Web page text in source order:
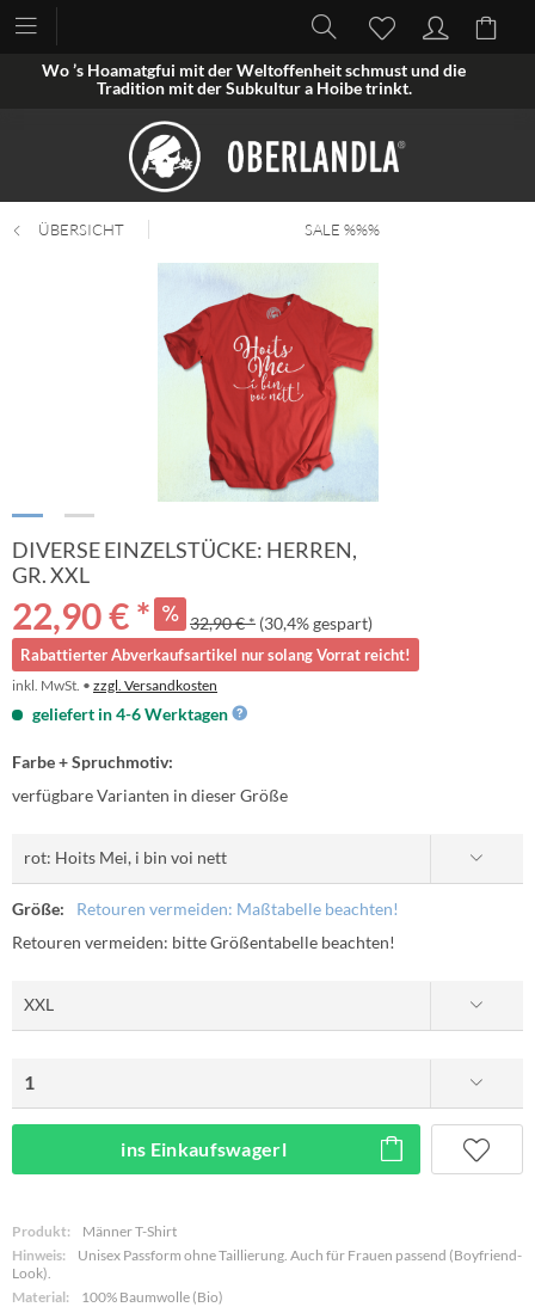
Wo ’s Hoamatgfui mit der Weltoffenheit schmust und die
Tradition mit der Subkultur a Hoibe trinkt.
ÜBERSICHT SALE %%%
DIVERSE EINZELSTÜCKE: HERREN,
GR. XXL
22,90 € * 32,90 € * (30,4% gespart)
Rabattierter Abverkaufsartikel nur solang Vorrat reicht!
inkl. MwSt. • zzgl. Versandkosten
geliefert in 4-6 Werktagen
Farbe + Spruchmotiv:
verfügbare Varianten in dieser Größe
Größe:
Retouren vermeiden: Maßtabelle beachten!
Retouren vermeiden: bitte Größentabelle beachten!
ins Einkaufswagerl
Produkt:
Männer T-Shirt
Hinweis:
Unisex Passform ohne Taillierung. Auch für Frauen passend (Boyfriend-
Look).
Material:
100% Baumwolle (Bio)